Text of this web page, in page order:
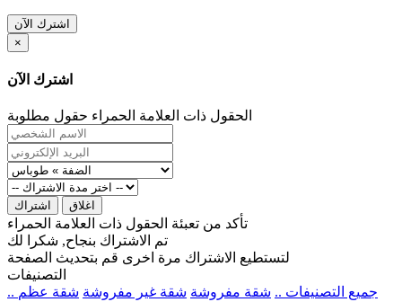
اشترك الآن
×
اشترك الآن
الحقول ذات العلامة الحمراء حقول مطلوبة
اشتراك اغلاق
تأكد من تعبئة الحقول ذات العلامة الحمراء
تم الاشتراك بنجاح, شكرا لك
لتستطيع الاشتراك مرة اخرى قم بتحديث الصفحة
التصنيفات
.. جميع التصنيفات .. شقة مفروشة شقة غير مفروشة شقة عظم